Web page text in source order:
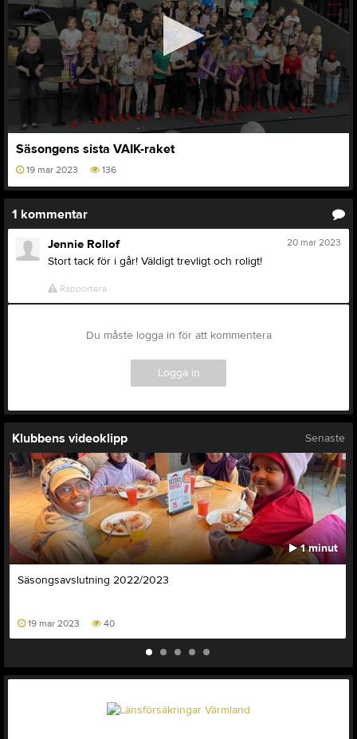
seconds
of
15
seconds
Säsongens sista VAIK-raket
19 mar 2023 136
1 kommentar
20 mar 2023
Jennie Rollof
Stort tack för i går! Väldigt trevligt och roligt!
Rapportera
Du måste logga in för att kommentera
Logga in
Klubbens videoklipp Senaste
1 minut
Säsongsavslutning 2022/2023
19 mar 2023 40